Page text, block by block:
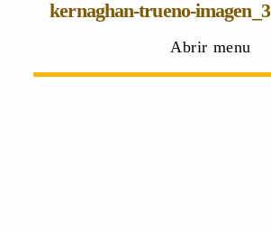
kernaghan-trueno-imagen_3
Abrir menu